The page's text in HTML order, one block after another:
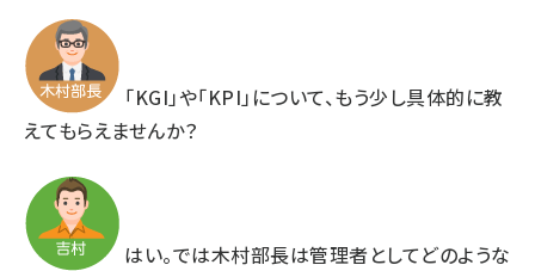
「KGI」や「KPI」について、もう少し具体的に教
えてもらえませんか？
はい。では木村部長は管理者としてどのような